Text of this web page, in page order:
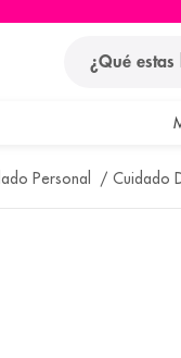
Personal Cuidado
.